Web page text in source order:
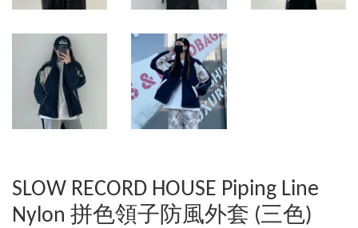
SLOW RECORD HOUSE Piping Line
Nylon 拼色領子防風外套 (三色)